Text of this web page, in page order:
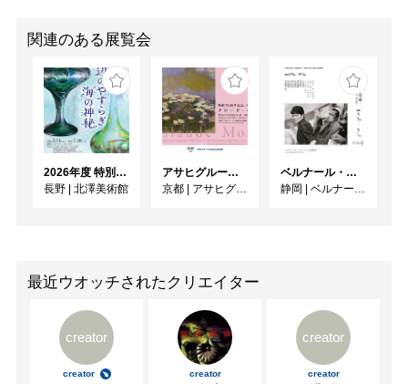
関連のある展覧会
2026年度 特別展「ガレとドーム、アール･ヌーヴォーのガラス 水辺のやすらぎ、海の神秘」
長野 | 北澤美術館
アサヒグループ大山崎山荘美術館 開館30周年記念展「没後100年 クロード・モネ」
京都 | アサヒグループ大山崎山荘美術館
ベルナール・ビュフェと写真 ーカメラがとらえたビュフェとその時代、そして21 世紀へ
静岡 | ベルナール・ビュフェ美術館
最近ウオッチされたクリエイター
creator
creator creator
creator
creator